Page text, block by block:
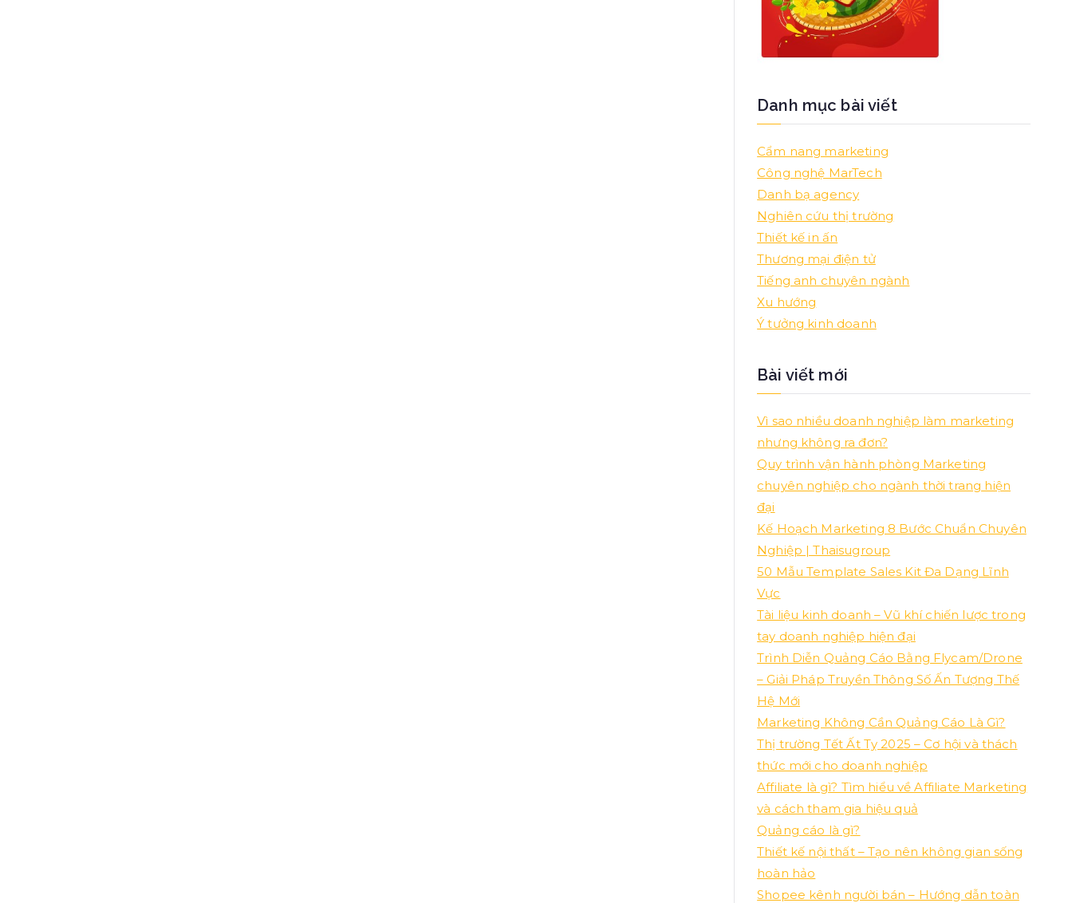
Danh mục bài viết
Cẩm nang marketing
Công nghệ MarTech
Danh bạ agency
Nghiên cứu thị trường
Thiết kế in ấn
Thương mại điện tử
Tiếng anh chuyên ngành
Xu hướng
Ý tưởng kinh doanh
Bài viết mới
Vì sao nhiều doanh nghiệp làm marketing
nhưng không ra đơn?
Quy trình vận hành phòng Marketing
chuyên nghiệp cho ngành thời trang hiện
đại
Kế Hoạch Marketing 8 Bước Chuẩn Chuyên
Nghiệp | Thaisugroup
50 Mẫu Template Sales Kit Đa Dạng Lĩnh
Vực
Tài liệu kinh doanh – Vũ khí chiến lược trong
tay doanh nghiệp hiện đại
Trình Diễn Quảng Cáo Bằng Flycam/Drone
– Giải Pháp Truyền Thông Số Ấn Tượng Thế
Hệ Mới
Marketing Không Cần Quảng Cáo Là Gì?
Thị trường Tết Ất Tỵ 2025 – Cơ hội và thách
thức mới cho doanh nghiệp
Affiliate là gì? Tìm hiểu về Affiliate Marketing
và cách tham gia hiệu quả
Quảng cáo là gì?
Thiết kế nội thất – Tạo nên không gian sống
hoàn hảo
Shopee kênh người bán – Hướng dẫn toàn